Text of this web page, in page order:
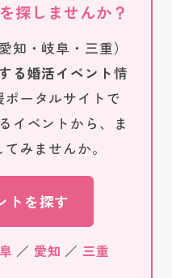
探しませんか？
知・岐阜・三重）
る婚活イベント情
ータルサイトで
イベントから、ま
みませんか。
トを探す
／ 愛知 ／ 三重